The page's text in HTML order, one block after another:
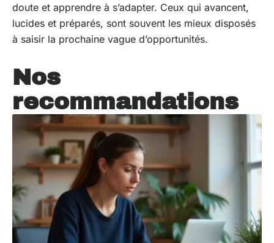
doute et apprendre à s’adapter. Ceux qui avancent,
lucides et préparés, sont souvent les mieux disposés
à saisir la prochaine vague d’opportunités.
Nos
recommandations